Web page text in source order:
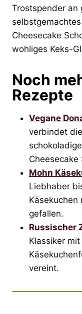
Trostspender an
Cheesecake
wohliges Keks-
Noch
Rezepte
Vegane
verbindet
Cheesecake
Mohn
Liebhaber
Käsekuchen
gefallen.
Russischer
Klassiker
vereint.